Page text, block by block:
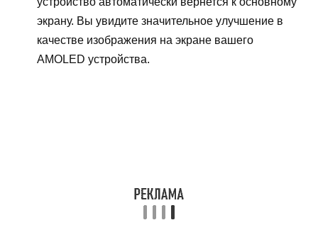
экрану. Вы увидите значительное улучшение в
качестве изображения на экране вашего
AMOLED устройства.